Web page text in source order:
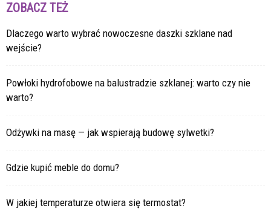
ZOBACZ TEŻ
Dlaczego warto wybrać nowoczesne daszki szklane nad
wejście?
Powłoki hydrofobowe na balustradzie szklanej: warto czy nie
warto?
Odżywki na masę — jak wspierają budowę sylwetki?
Gdzie kupić meble do domu?
W jakiej temperaturze otwiera się termostat?